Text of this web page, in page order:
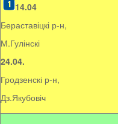
14.04
Бераставіцкі р-н,
М.Гулінскі
24.04.
Гродзенскі р-н,
Дз.Якубовіч